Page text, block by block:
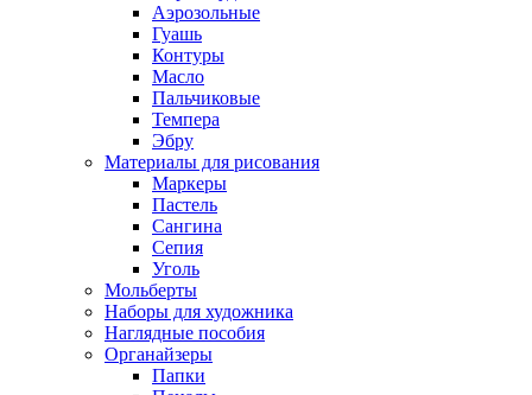
Аэрозольные
Гуашь
Контуры
Масло
Пальчиковые
Темпера
Эбру
Материалы для рисования
Маркеры
Пастель
Сангина
Сепия
Уголь
Мольберты
Наборы для художника
Наглядные пособия
Органайзеры
Папки